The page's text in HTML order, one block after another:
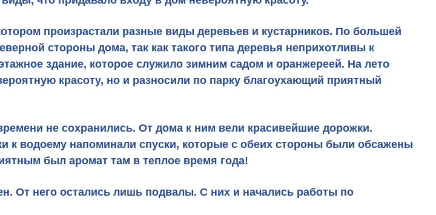
произрастали разные виды деревьев и кустарников. По большей
стороны дома, так как такого типа деревья неприхотливы к
здание, которое служило зимним садом и оранжереей. На лето
красоту, но и разносили по парку благоухающий приятный
не сохранились. От дома к ним вели красивейшие дорожки.
к водоему напоминали спуски, которые с обеих стороны были обсажены
был аромат там в теплое время года!
От него остались лишь подвалы. С них и начались работы по